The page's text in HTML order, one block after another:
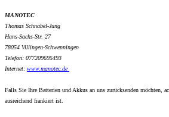
MANOTEC
Thomas Schnabel-Jung
Hans-Sachs-Str. 27
78054 Villingen-Schwenningen
Telefon: 077209695493
Internet: www.manotec.de
Falls Sie Ihre Batterien und Akkus an uns zurücksenden möchten,
ausreichend frankiert ist.